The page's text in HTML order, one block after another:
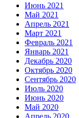
Июнь 2021
Май 2021
Апрель 2021
Март 2021
Февраль 2021
Январь 2021
Декабрь 2020
Октябрь 2020
Сентябрь 2020
Июль 2020
Июнь 2020
Май 2020
Апрель 2020